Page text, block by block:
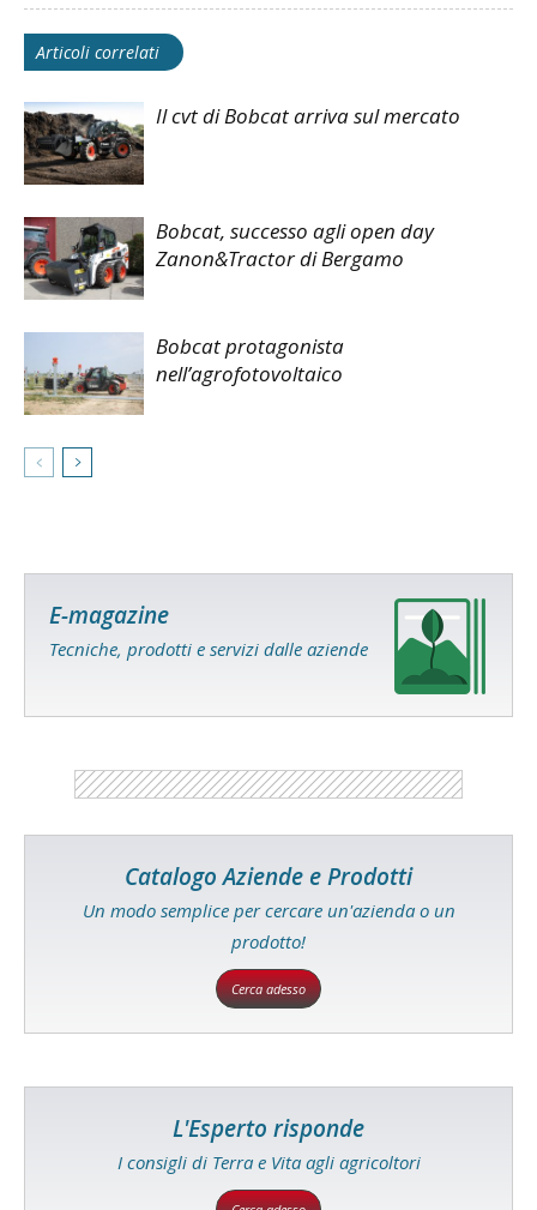
Articoli correlati
Il cvt di Bobcat arriva sul mercato
Bobcat, successo agli open day
Zanon&Tractor di Bergamo
Bobcat protagonista
nell’agrofotovoltaico
E-magazine
Tecniche, prodotti e servizi dalle aziende
Catalogo Aziende e Prodotti
Un modo semplice per cercare un'azienda o un
prodotto!
Cerca adesso
L'Esperto risponde
I consigli di Terra e Vita agli agricoltori